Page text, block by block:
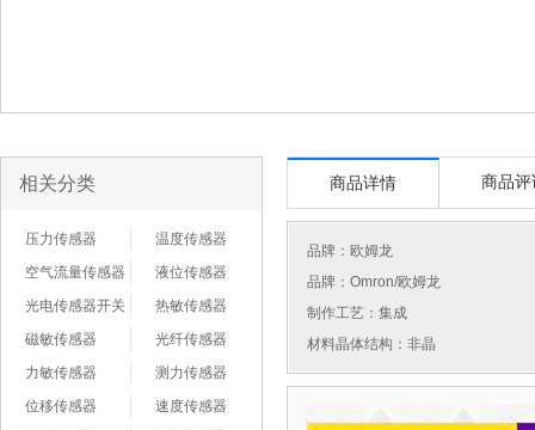
相关分类
压力传感器
温度传感器
空气流量传感器
液位传感器
光电传感器开关
热敏传感器
磁敏传感器
光纤传感器
力敏传感器
测力传感器
位移传感器
速度传感器
商品详情 商品评
品牌： 欧姆龙
品牌：Omron/欧姆龙
制作工艺：集成
材料晶体结构：非晶